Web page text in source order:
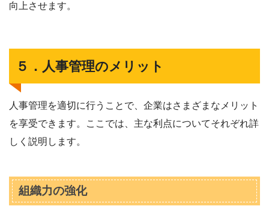
向上させます。
５．人事管理のメリット
人事管理を適切に行うことで、企業はさまざまなメリット
を享受できます。ここでは、主な利点についてそれぞれ詳
しく説明します。
組織力の強化